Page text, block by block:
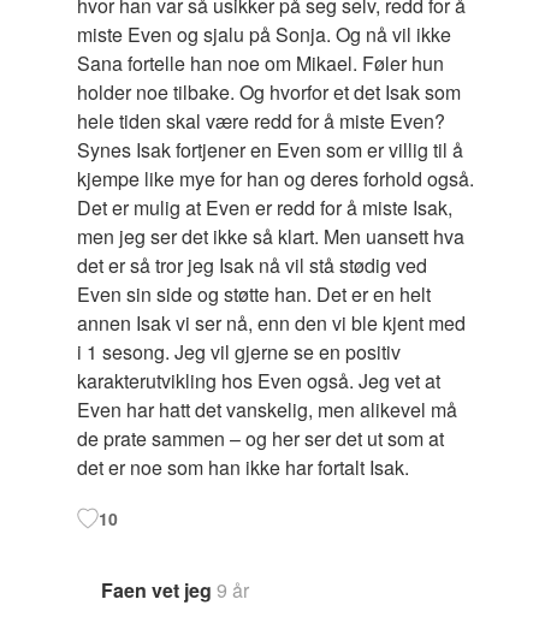
miste Even og sjalu på Sonja. Og nå vil ikke
Sana fortelle han noe om Mikael. Føler hun
holder noe tilbake. Og hvorfor et det Isak som
hele tiden skal være redd for å miste Even?
Synes Isak fortjener en Even som er villig til å
kjempe like mye for han og deres forhold også.
Det er mulig at Even er redd for å miste Isak,
men jeg ser det ikke så klart. Men uansett hva
det er så tror jeg Isak nå vil stå stødig ved
Even sin side og støtte han. Det er en helt
annen Isak vi ser nå, enn den vi ble kjent med
i 1 sesong. Jeg vil gjerne se en positiv
karakterutvikling hos Even også. Jeg vet at
Even har hatt det vanskelig, men alikevel må
de prate sammen – og her ser det ut som at
det er noe som han ikke har fortalt Isak.
10
Faen vet jeg 9 år